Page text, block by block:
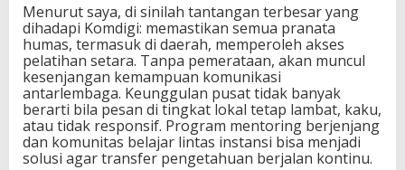
Menurut saya, di sinilah tantangan terbesar yang
dihadapi Komdigi: memastikan semua pranata
humas, termasuk di daerah, memperoleh akses
pelatihan setara. Tanpa pemerataan, akan muncul
kesenjangan kemampuan komunikasi
antarlembaga. Keunggulan pusat tidak banyak
berarti bila pesan di tingkat lokal tetap lambat, kaku,
atau tidak responsif. Program mentoring berjenjang
dan komunitas belajar lintas instansi bisa menjadi
solusi agar transfer pengetahuan berjalan kontinu.